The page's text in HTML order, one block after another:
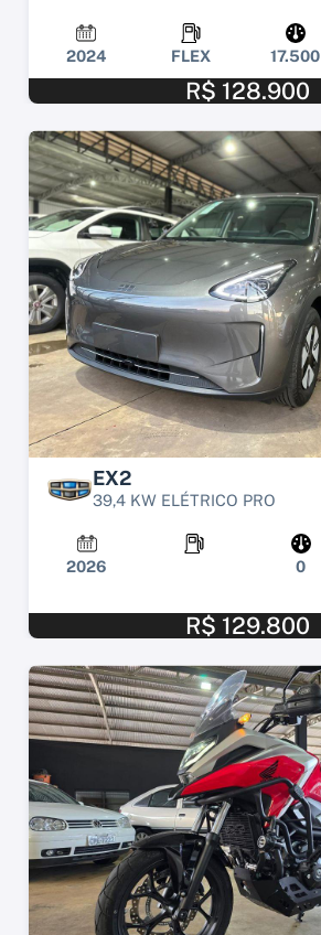
2024 FLEX 17.500
R$ 128.900
EX2
39,4 KW ELÉTRICO PRO
2026 0
R$ 129.800